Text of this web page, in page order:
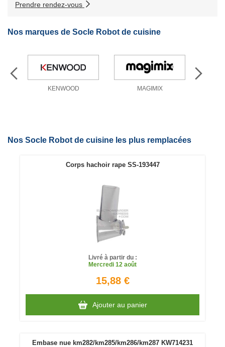
Prendre rendez-vous
Nos marques de Socle Robot de cuisine
KENWOOD MAGIMIX
Nos Socle Robot de cuisine les plus remplacées
Corps hachoir rape SS-193447
Livré à partir du :
Mercredi 12 août
15,88 €
Ajouter au panier
Embase nue km282/km285/km286/km287 KW714231